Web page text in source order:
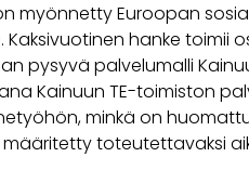
myönnetty Euroopan
Kaksivuotinen hanke toimii
pysyvä palvelumalli
Kainuun TE-toimiston
minkä on
toteutettavaksi